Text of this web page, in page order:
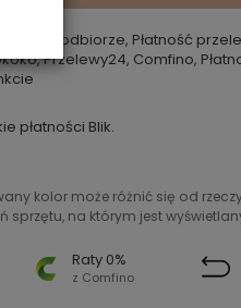
przy odbiorze, Płatność
Przelewy24, Comfino,
płatności Blik.
kolor może różnić się od
sprzętu, na którym jest
Raty 0%
z Comfino